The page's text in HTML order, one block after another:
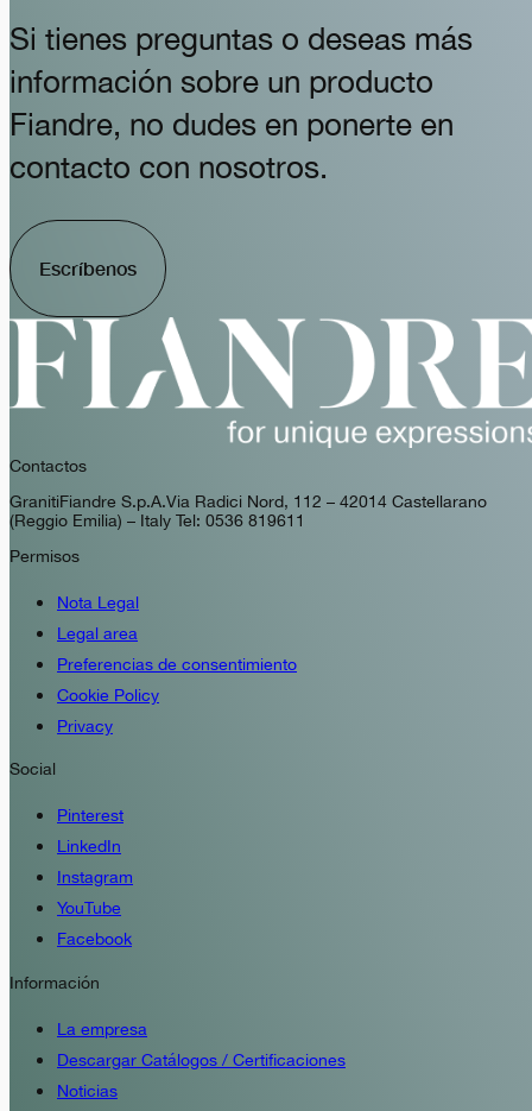
Si tienes preguntas o deseas más
información sobre un producto
Fiandre, no dudes en ponerte en
contacto con nosotros.
Escríbenos
Contactos
GranitiFiandre S.p.A. Via Radici Nord, 112 – 42014 Castellarano
(Reggio Emilia) – Italy Tel: 0536 819611
Permisos
Nota Legal
Legal area
Preferencias de consentimiento
Cookie Policy
Privacy
Social
Pinterest
LinkedIn
Instagram
YouTube
Facebook
Información
La empresa
Descargar Catálogos / Certificaciones
Noticias